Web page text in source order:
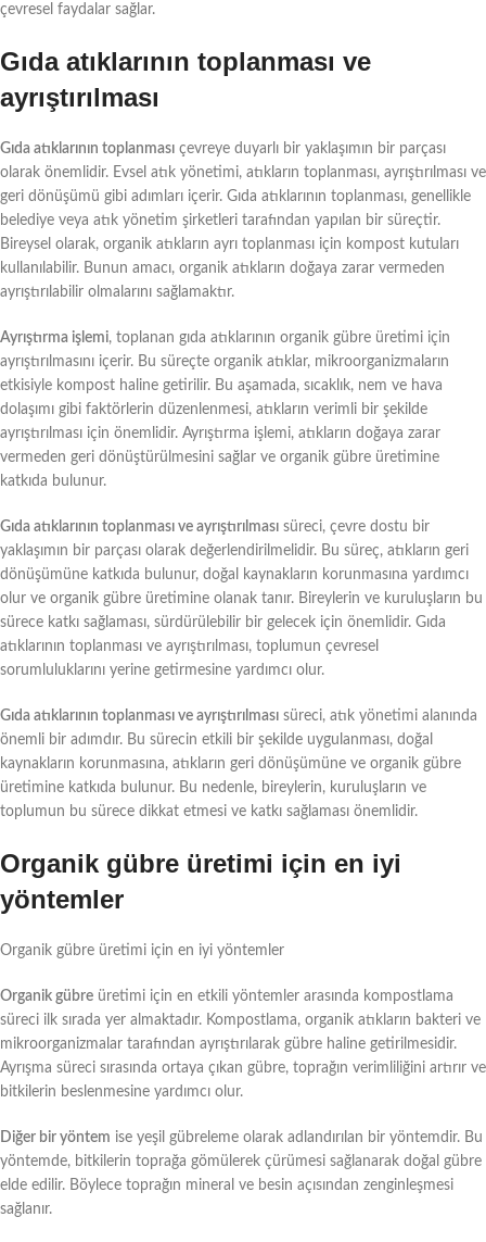
çevresel faydalar sağlar.
Gıda atıklarının toplanması ve
ayrıştırılması
Gıda atıklarının toplanması çevreye duyarlı bir yaklaşımın bir parçası
olarak önemlidir. Evsel atık yönetimi, atıkların toplanması, ayrıştırılması ve
geri dönüşümü gibi adımları içerir. Gıda atıklarının toplanması, genellikle
belediye veya atık yönetim şirketleri tarafından yapılan bir süreçtir.
Bireysel olarak, organik atıkların ayrı toplanması için kompost kutuları
kullanılabilir. Bunun amacı, organik atıkların doğaya zarar vermeden
ayrıştırılabilir olmalarını sağlamaktır.
Ayrıştırma işlemi, toplanan gıda atıklarının organik gübre üretimi için
ayrıştırılmasını içerir. Bu süreçte organik atıklar, mikroorganizmaların
etkisiyle kompost haline getirilir. Bu aşamada, sıcaklık, nem ve hava
dolaşımı gibi faktörlerin düzenlenmesi, atıkların verimli bir şekilde
ayrıştırılması için önemlidir. Ayrıştırma işlemi, atıkların doğaya zarar
vermeden geri dönüştürülmesini sağlar ve organik gübre üretimine
katkıda bulunur.
Gıda atıklarının toplanması ve ayrıştırılması süreci, çevre dostu bir
yaklaşımın bir parçası olarak değerlendirilmelidir. Bu süreç, atıkların geri
dönüşümüne katkıda bulunur, doğal kaynakların korunmasına yardımcı
olur ve organik gübre üretimine olanak tanır. Bireylerin ve kuruluşların bu
sürece katkı sağlaması, sürdürülebilir bir gelecek için önemlidir. Gıda
atıklarının toplanması ve ayrıştırılması, toplumun çevresel
sorumluluklarını yerine getirmesine yardımcı olur.
Gıda atıklarının toplanması ve ayrıştırılması süreci, atık yönetimi alanında
önemli bir adımdır. Bu sürecin etkili bir şekilde uygulanması, doğal
kaynakların korunmasına, atıkların geri dönüşümüne ve organik gübre
üretimine katkıda bulunur. Bu nedenle, bireylerin, kuruluşların ve
toplumun bu sürece dikkat etmesi ve katkı sağlaması önemlidir.
Organik gübre üretimi için en iyi
yöntemler
Organik gübre üretimi için en iyi yöntemler
Organik gübre üretimi için en etkili yöntemler arasında kompostlama
süreci ilk sırada yer almaktadır. Kompostlama, organik atıkların bakteri ve
mikroorganizmalar tarafından ayrıştırılarak gübre haline getirilmesidir.
Ayrışma süreci sırasında ortaya çıkan gübre, toprağın verimliliğini artırır ve
bitkilerin beslenmesine yardımcı olur.
Diğer bir yöntem ise yeşil gübreleme olarak adlandırılan bir yöntemdir. Bu
yöntemde, bitkilerin toprağa gömülerek çürümesi sağlanarak doğal gübre
elde edilir. Böylece toprağın mineral ve besin açısından zenginleşmesi
sağlanır.